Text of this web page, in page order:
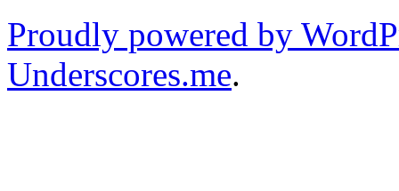
Proudly powered by
Underscores.me.